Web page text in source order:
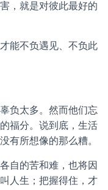
，就是对彼此最好的
能不负遇见、不负此
负太多。然而他们忘
福分。说到底，生活
有所想像的那么糟。
自的苦和难，也将因
人生；把握得住，才